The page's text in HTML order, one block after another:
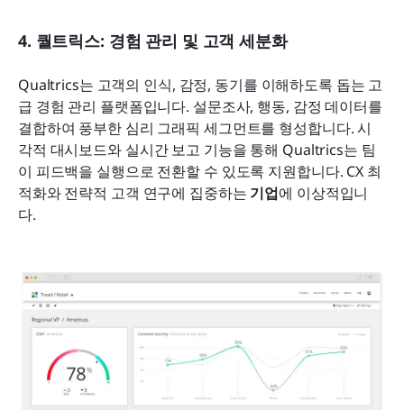
4. 퀄트릭스: 경험 관리 및 고객 세분화
Qualtrics는 고객의 인식, 감정, 동기를 이해하도록 돕는 고
급 경험 관리 플랫폼입니다. 설문조사, 행동, 감정 데이터를
결합하여 풍부한 심리 그래픽 세그먼트를 형성합니다. 시
각적 대시보드와 실시간 보고 기능을 통해 Qualtrics는 팀
이 피드백을 실행으로 전환할 수 있도록 지원합니다. CX 최
적화와 전략적 고객 연구에 집중하는 기업에 이상적입니
다.